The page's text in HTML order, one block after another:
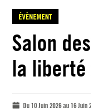
ÉVÈNEMENT
Salon
la liberté
Du 10 Juin 2026 au 16 Juin